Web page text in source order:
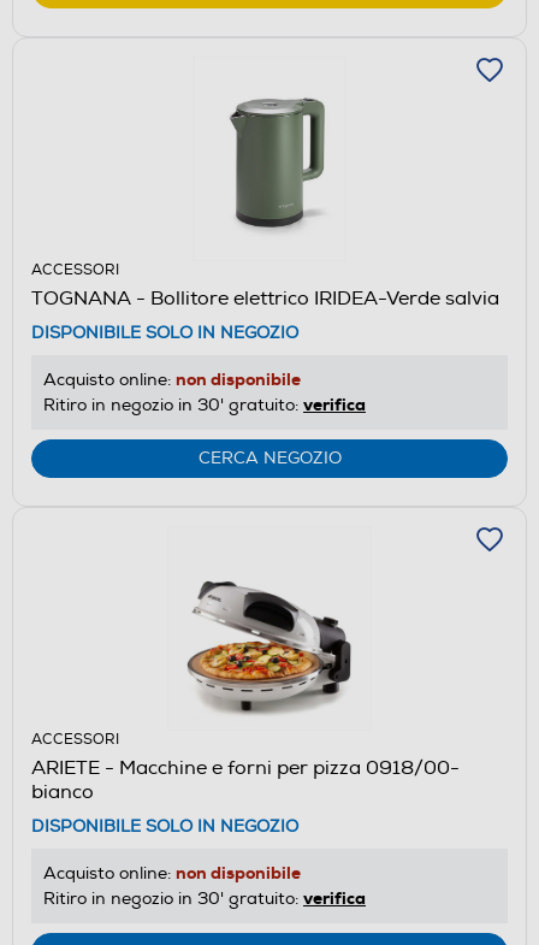
ACCESSORI
TOGNANA - Bollitore elettrico IRIDEA-Verde salvia
DISPONIBILE SOLO IN NEGOZIO
Acquisto online: non disponibile
Ritiro in negozio in 30' gratuito: verifica
CERCA NEGOZIO
ACCESSORI
ARIETE - Macchine e forni per pizza 0918/00-
bianco
DISPONIBILE SOLO IN NEGOZIO
Acquisto online: non disponibile
Ritiro in negozio in 30' gratuito: verifica